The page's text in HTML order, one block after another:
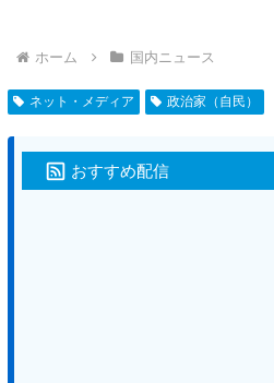
ホーム 国内ニュース
ネット・メディア 政治家（自民）
おすすめ配信